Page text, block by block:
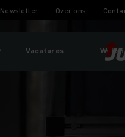
Newsletter Over ons
Vacatures